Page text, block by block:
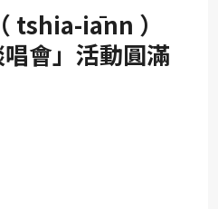
SDG11tshia-iānn ）
會」活動圓滿